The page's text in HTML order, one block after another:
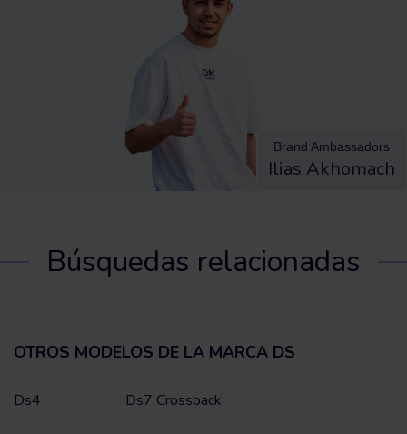
Brand Ambassadors
Ilias Akhomach
Búsquedas relacionadas
OTROS MODELOS DE LA MARCA DS
Ds4 Ds7 Crossback